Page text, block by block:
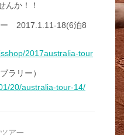
んか！！
2017.1.11-18(6泊8
2017australia-tour
ラリー）
20/australia-tour-14/
アー